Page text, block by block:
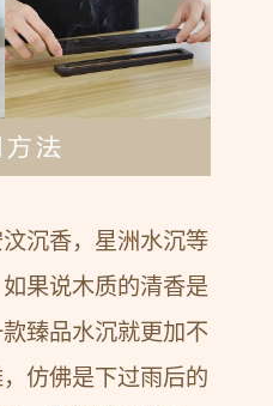
沉香，星洲水沉等
果说木质的清香是
臻品水沉就更加不
仿佛是下过雨后的